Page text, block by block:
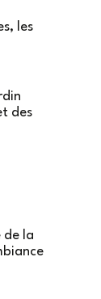
les
des
de la